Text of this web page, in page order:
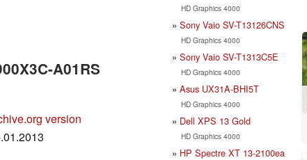
A01RS
version
HD Graphics 4000
Sony Vaio SV-T13126CNS
HD Graphics 4000
Sony Vaio SV-T1313C5E
HD Graphics 4000
Asus UX31A-BHI5T
HD Graphics 4000
Dell XPS 13 Gold
HD Graphics 4000
HP Spectre XT 13-2100ea